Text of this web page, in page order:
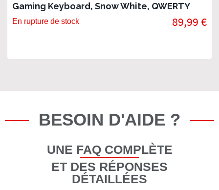
Gaming Keyboard, Snow White, QWERTY
En rupture de stock 89,99 €
BESOIN D'AIDE ?
UNE FAQ COMPLÈTE
ET DES RÉPONSES
DÉTAILLÉES